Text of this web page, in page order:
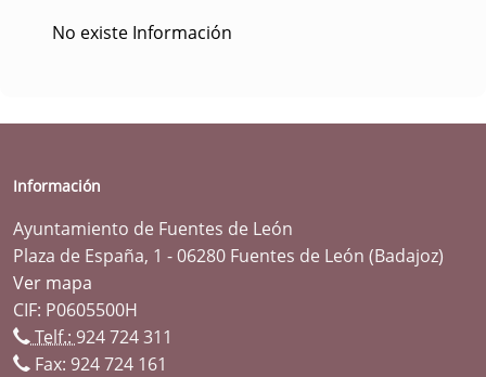
No existe Información
Información
Ayuntamiento de Fuentes de León
Plaza de España, 1 - 06280 Fuentes de León (Badajoz)
Ver mapa
CIF: P0605500H
Telf.: 924 724 311
Fax: 924 724 161